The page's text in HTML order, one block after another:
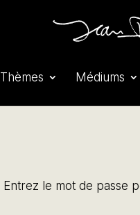
Thèmes Médiums
Entrez le mot de passe